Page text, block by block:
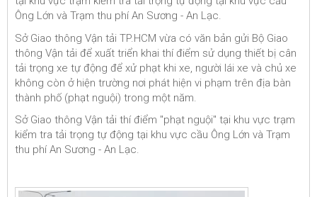
Ông Lớn và Trạm thu phí An Sương - An Lạc.
Sở Giao thông Vận tải TP.HCM vừa có văn bản gửi Bộ Giao
thông Vận tải để xuất triển khai thí điểm sử dụng thiết bị cân
tải trọng xe tự động để xử phạt khi xe, người lái xe và chủ xe
không còn ở hiện trường nơi phát hiện vi phạm trên địa bàn
thành phố (phạt nguội) trong một năm.
Sở Giao thông Vận tải thí điểm "phạt nguội" tại khu vực trạm
kiểm tra tải trọng tự động tại khu vực cầu Ông Lớn và Trạm
thu phí An Sương - An Lạc.